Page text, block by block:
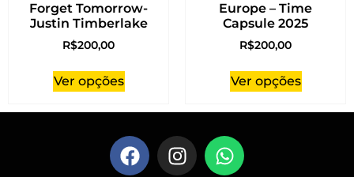
Forget Tomorrow-
Justin Timberlake
R$200,00
Ver opções
Europe – Time
Capsule 2025
R$200,00
Ver opções